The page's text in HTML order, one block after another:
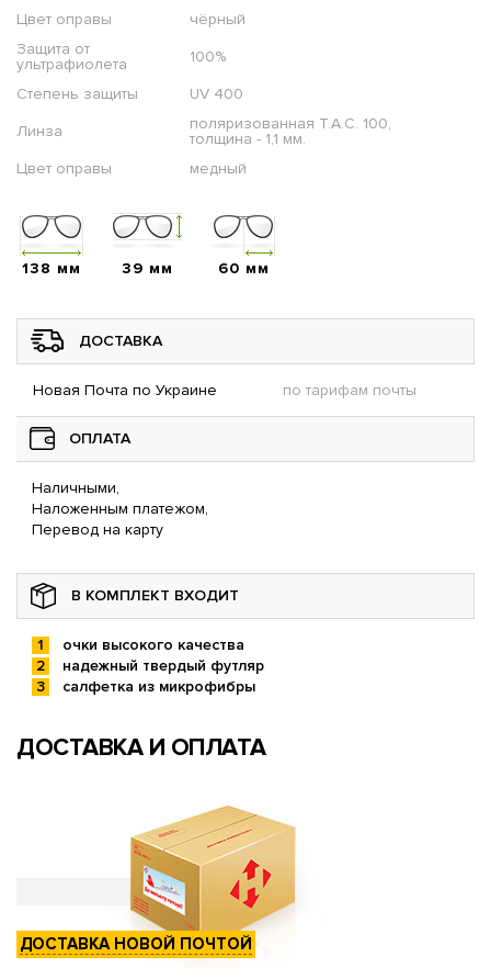
Цвет оправы
чёрный
Защита от
ультрафиолета
100%
Степень защиты
UV 400
Линза
поляризованная T.A.C. 100,
толщина - 1,1 мм.
Цвет оправы
медный
138 мм 39 мм 60 мм
ДОСТАВКА
Новая Почта по Украине по тарифам почты
ОПЛАТА
Наличными,
Наложенным платежом,
Перевод на карту
В КОМПЛЕКТ ВХОДИТ
очки высокого качества
надежный твердый футляр
салфетка из микрофибры
ДОСТАВКА И ОПЛАТА
ДОСТАВКА НОВОЙ ПОЧТОЙ